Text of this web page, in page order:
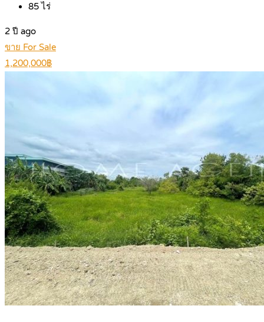
85ไร่
2 ปี ago
ขาย For Sale
1,200,000฿